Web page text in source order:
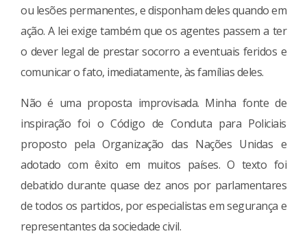
ou lesões permanentes, e disponham deles quando em
ação. A lei exige também que os agentes passem a ter
o dever legal de prestar socorro a eventuais feridos e
comunicar o fato, imediatamente, às famílias deles.
Não é uma proposta improvisada. Minha fonte de
inspiração foi o Código de Conduta para Policiais
proposto pela Organização das Nações Unidas e
adotado com êxito em muitos países. O texto foi
debatido durante quase dez anos por parlamentares
de todos os partidos, por especialistas em segurança e
representantes da sociedade civil.